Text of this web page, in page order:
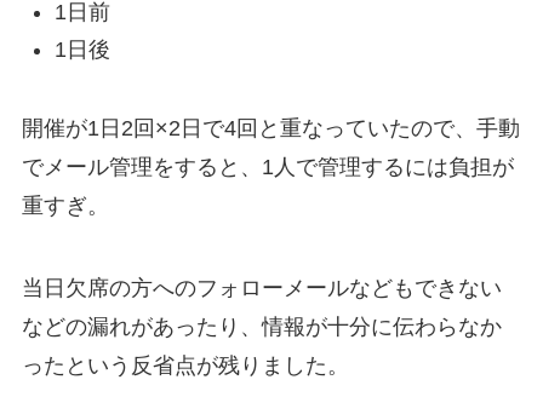
1日前
1日後
開催が1日2回×2日で4回と重なっていたので、手動
でメール管理をすると、1人で管理するには負担が
重すぎ。
当日欠席の方へのフォローメールなどもできない
などの漏れがあったり、情報が十分に伝わらなか
ったという反省点が残りました。